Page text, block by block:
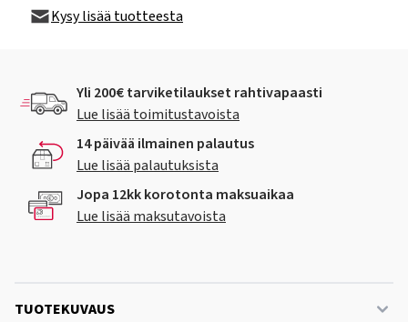
Kysy lisää tuotteesta
Yli 200€ tarviketilaukset rahtivapaasti
Lue lisää toimitustavoista
14 päivää ilmainen palautus
Lue lisää palautuksista
Jopa 12kk korotonta maksuaikaa
Lue lisää maksutavoista
TUOTEKUVAUS